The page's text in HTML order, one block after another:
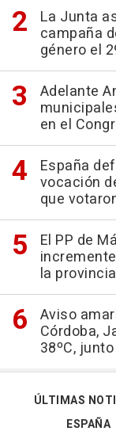
La Junta
campaña
género el
Adelante
en el
España
vocación
que
El PP de
la
Aviso
Córdoba,
38ºC,
ÚLTIMAS
ESPAÑA